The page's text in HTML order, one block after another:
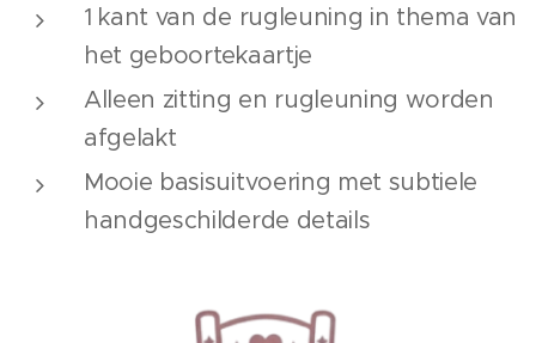
1 kant van de rugleuning in thema van
het geboortekaartje
Alleen zitting en rugleuning worden
afgelakt
Mooie basisuitvoering met subtiele
handgeschilderde details